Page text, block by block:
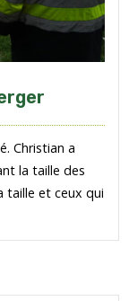
Christian a
la taille des
taille et ceux qui